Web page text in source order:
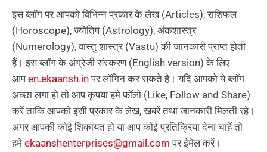
इस ब्लॉग पर आपको विभिन्न प्रकार के लेख (Articles), राशिफल
(Horoscope), ज्योतिष (Astrology), अंकशास्त्र
(Numerology), वास्तु शास्त्र (Vastu) की जानकारी प्राप्त होती
हैं। इस ब्लॉग के अंग्रेजी संस्करण (English version) के लिए
आपen.ekaansh.inपर लॉगिन कर सकते है। यदि आपको ये ब्लॉग
अच्छा लगा हो तो आप कृपया हमे फॉलो (Like, Follow and Share)
करें ताकि आपको इसी प्रकार के लेख, खबरें तथा जानकारी मिलती रहे।
अगर आपकी कोई शिकायत हो या आप कोई प्रतिक्रिया देना चाहें तो
हमे ekaanshenterprises@gmail.com पर ईमेल करें।